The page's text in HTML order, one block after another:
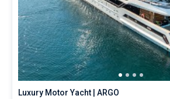
Luxury Motor Yacht | ARGO